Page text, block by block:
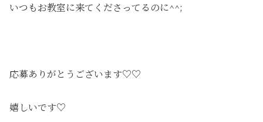
いつもお教室に来てくださってるのに^^;
応募ありがとうございます♡♡
嬉しいです♡